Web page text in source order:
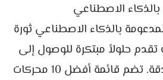
بالذكاء الاصطناعي
بالذكاء الاصطناعي ثورة
2025، حيث تقدم حلولاً مبتكرة للوصول إلى
المعلومات بسرعة ودقة. تضم قائمة أفضل 10 محركات